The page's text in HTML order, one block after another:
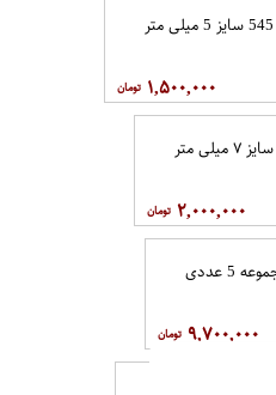
مته فلز شش گوش مدل 545 سایز 5 میلی متر
۱,۵۰۰,۰۰۰
مته فلز شش گوش سایز ۷ میلی متر
۲,۰۰۰,۰۰۰
مته شش گوش مجموعه 5 عددی
۹,۷۰۰,۰۰۰